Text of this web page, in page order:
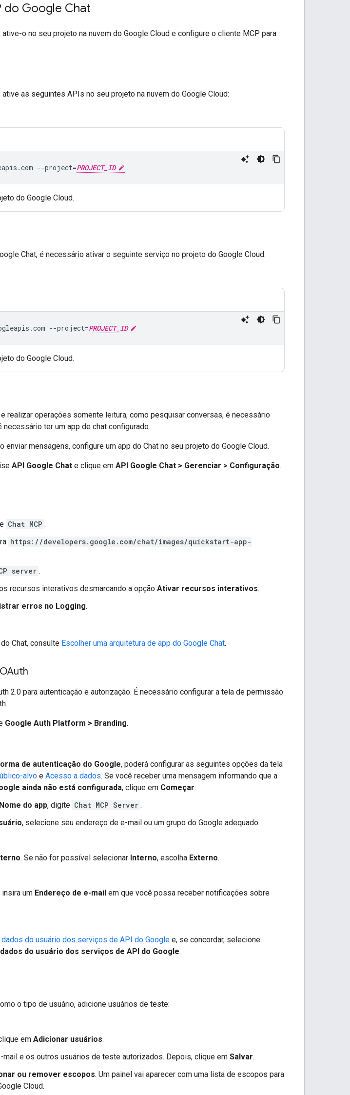
do Google Chat
ative-o no seu projeto na nuvem do Google Cloud e configure o cliente MCP para
ative as seguintes APIs no seu projeto na nuvem do Google Cloud:
--project=PROJECT_ID
do Google Cloud.
Chat, é necessário ativar o seguinte serviço no projeto do Google Cloud:
--project=PROJECT_ID
do Google Cloud.
e realizar operações somente leitura, como pesquisar conversas, é necessário
necessário ter um app de chat configurado.
enviar mensagens, configure um app do Chat no seu projeto do Google Cloud.
API Google Chat e clique em API Google Chat > Gerenciar > Configuração.
Chat MCP .
https://developers.google.com/chat/images/quickstart-app-
server .
recursos interativos desmarcando a opção Ativar recursos interativos.
erros no Logging.
Chat, consulte Escolher uma arquitetura de app do Google Chat.
2.0 para autenticação e autorização. É necessário configurar a tela de permissão
Google Auth Platform > Branding.
de autenticação do Google, poderá configurar as seguintes opções da tela
alvo e Acesso a dados. Se você receber uma mensagem informando que a
ainda não está configurada, clique em Começar:
Nome do app, digite Chat MCP Server .
, selecione seu endereço de e-mail ou um grupo do Google adequado.
. Se não for possível selecionar Interno, escolha Externo.
insira um Endereço de e-mail em que você possa receber notificações sobre
do usuário dos serviços de API do Google e, se concordar, selecione
do usuário dos serviços de API do Google.
o tipo de usuário, adicione usuários de teste:
em Adicionar usuários.
mail e os outros usuários de teste autorizados. Depois, clique em Salvar.
ou remover escopos. Um painel vai aparecer com uma lista de escopos para
Cloud.